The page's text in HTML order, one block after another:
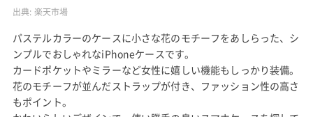
出典: 楽天市場
パステルカラーのケースに小さな花のモチーフをあしらった、シ
ンプルでおしゃれなiPhoneケースです。
カードポケットやミラーなど女性に嬉しい機能もしっかり装備。
花のモチーフが並んだストラップが付き、ファッション性の高さ
もポイント。